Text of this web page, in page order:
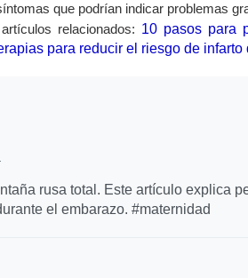
que podrían indicar problemas
relacionados: 10 pasos para
para reducir el riesgo de infarto
rusa total. Este artículo explica
el embarazo. #maternidad